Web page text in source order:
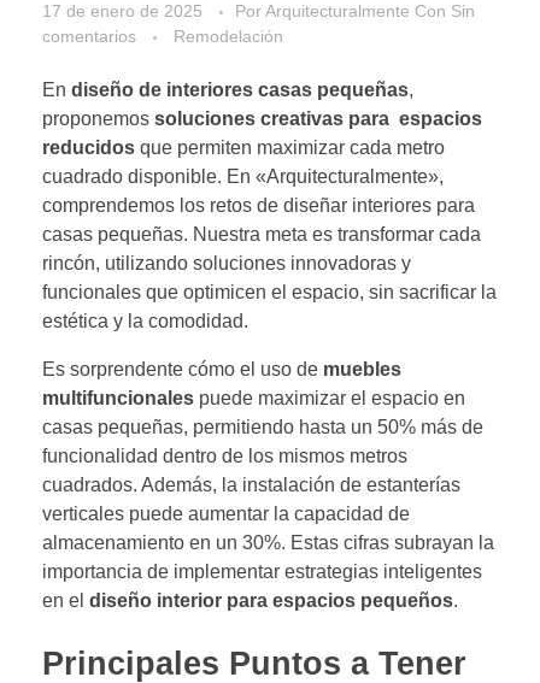
17 de enero de 2025 PorArquitecturalmente Con Sin
comentarios
Remodelación
En diseño de interiores casas pequeñas,
proponemos soluciones creativas para espacios
reducidos que permiten maximizar cada metro
cuadrado disponible. En «Arquitecturalmente»,
comprendemos los retos de diseñar interiores para
casas pequeñas. Nuestra meta es transformar cada
rincón, utilizando soluciones innovadoras y
funcionales que optimicen el espacio, sin sacrificar la
estética y la comodidad.
Es sorprendente cómo el uso de muebles
multifuncionales puede maximizar el espacio en
casas pequeñas, permitiendo hasta un 50% más de
funcionalidad dentro de los mismos metros
cuadrados. Además, la instalación de estanterías
verticales puede aumentar la capacidad de
almacenamiento en un 30%. Estas cifras subrayan la
importancia de implementar estrategias inteligentes
en el diseño interior para espacios pequeños.
Principales Puntos a Tener